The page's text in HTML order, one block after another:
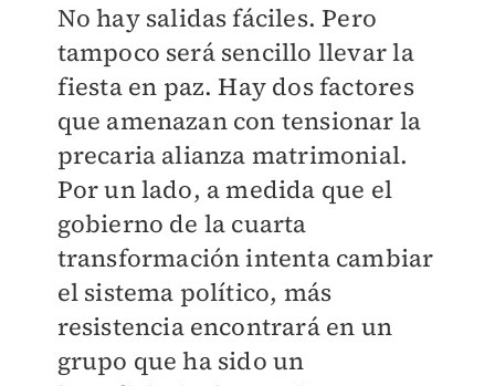
No hay salidas fáciles. Pero
tampoco será sencillo llevar la
fiesta en paz. Hay dos factores
que amenazan con tensionar la
precaria alianza matrimonial.
Por un lado, a medida que el
gobierno de la cuarta
transformación intenta cambiar
el sistema político, más
resistencia encontrará en un
grupo que ha sido un